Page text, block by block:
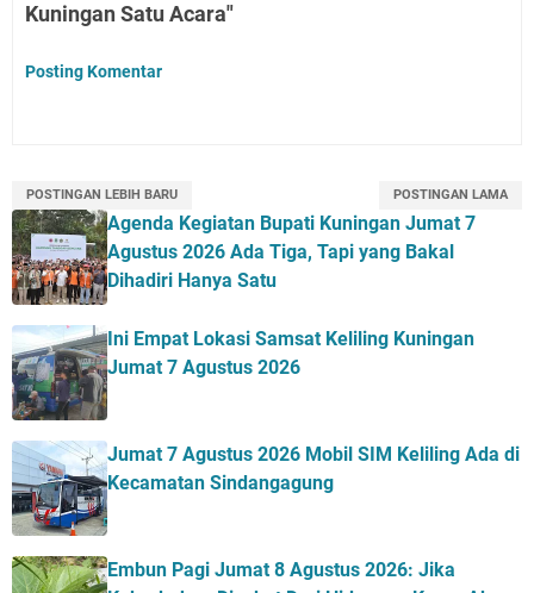
Kuningan Satu Acara"
Posting Komentar
POSTINGAN LEBIH BARU POSTINGAN LAMA
Agenda Kegiatan Bupati Kuningan Jumat 7
Agustus 2026 Ada Tiga, Tapi yang Bakal
Dihadiri Hanya Satu
Ini Empat Lokasi Samsat Keliling Kuningan
Jumat 7 Agustus 2026
Jumat 7 Agustus 2026 Mobil SIM Keliling Ada di
Kecamatan Sindangagung
Embun Pagi Jumat 8 Agustus 2026: Jika